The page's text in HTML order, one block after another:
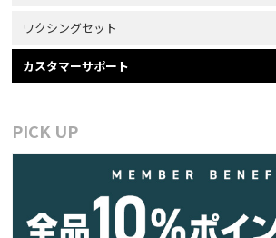
ワクシングセット
カスタマーサポート
PICK UP